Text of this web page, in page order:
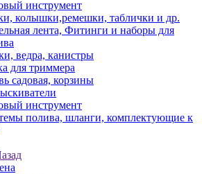
инструмент
колышки,ремешки, таблички и др.
лента, Фитинги и наборы для
ведра, канистры
для триммера
садовая, корзины
инструмент
полива, шланги, комплектующие к